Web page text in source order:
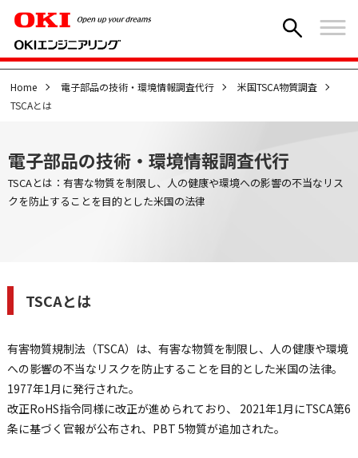
Home 電子部品の技術・環境情報調査代行
米国TSCA物質調査
TSCAとは
電子部品の技術・環境情報調査代行
TSCAとは：有害な物質を制限し、人の健康や環境への影響の不当なリス
クを防止することを目的とした米国の法律
TSCAとは
有害物質規制法（TSCA）は、有害な物質を制限し、人の健康や環境
への影響の不当なリスクを防止することを目的とした米国の法律。
1977年1月に発行された。
改正RoHS指令同様に改正が進められており、 2021年1月にTSCA第6
条に基づく官報が公布され、PBT 5物質が追加された。